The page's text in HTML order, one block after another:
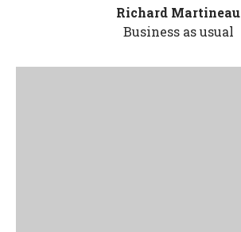
Richard Martineau
Business as usual